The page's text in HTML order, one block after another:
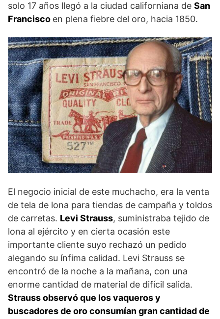
solo 17 años llegó a la ciudad californiana de San
Francisco en plena fiebre del oro, hacia 1850.
El negocio inicial de este muchacho, era la venta
de tela de lona para tiendas de campaña y toldos
de carretas. Levi Strauss, suministraba tejido de
lona al ejército y en cierta ocasión este
importante cliente suyo rechazó un pedido
alegando su ínfima calidad. Levi Strauss se
encontró de la noche a la mañana, con una
enorme cantidad de material de difícil salida.
Strauss observó que los vaqueros y
buscadores de oro consumían gran cantidad de